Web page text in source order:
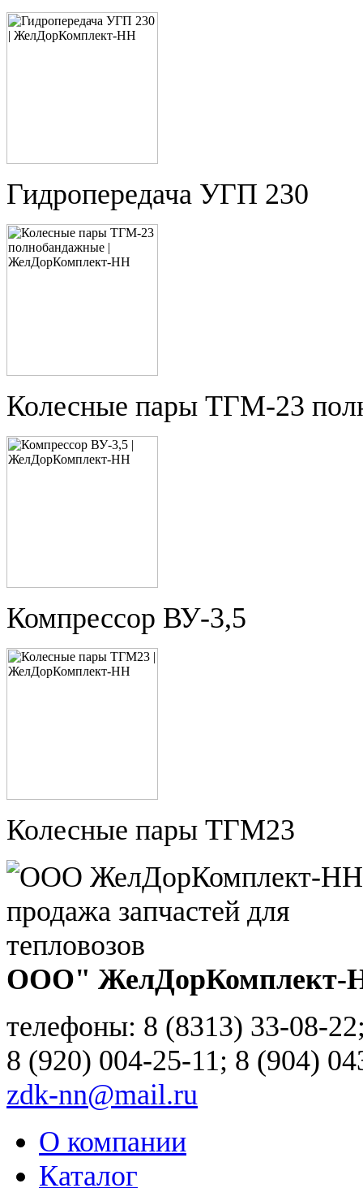
Гидропередача УГП 230
Колесные пары ТГМ-23
Компрессор ВУ-3,5
Колесные пары ТГМ23
ООО" ЖелДорКомплект-
телефоны: 8 (8313) 33-08-
8 (920) 004-25-11; 8 (904)
zdk-nn@mail.ru
О компании
Каталог